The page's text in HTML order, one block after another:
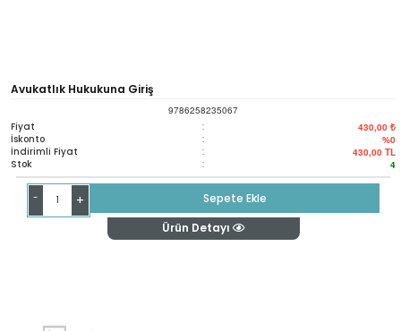
Avukatlık Hukukuna Giriş
9786258235067
Fiyat : 430,00 ₺
İskonto : %0
İndirimli Fiyat : 430,00 TL
Stok : 4
- +
Sepete Ekle
Ürün Detayı